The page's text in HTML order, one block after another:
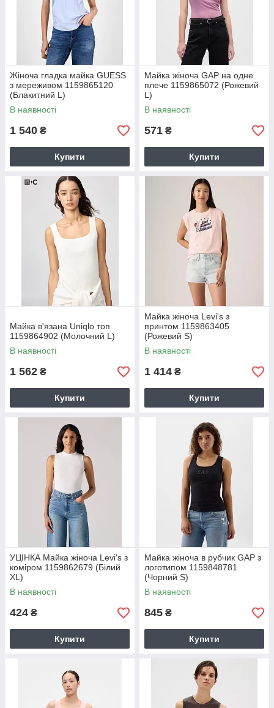
Жіноча гладка майка GUESS
з мереживом 1159865120
(Блакитний L)
В наявності
1 540 ₴
Купити
Майка жіноча GAP на одне
плече 1159865072 (Рожевий
L)
В наявності
571 ₴
Купити
Майка в'язана Uniqlo топ
1159864902 (Молочний L)
В наявності
1 562 ₴
Купити
Майка жіноча Levi's з
принтом 1159863405
(Рожевий S)
В наявності
1 414 ₴
Купити
УЦІНКА Майка жіноча Levi's з
коміром 1159862679 (Білий
XL)
В наявності
424 ₴
Купити
Майка жіноча в рубчик GAP з
логотипом 1159848781
(Чорний S)
В наявності
845 ₴
Купити